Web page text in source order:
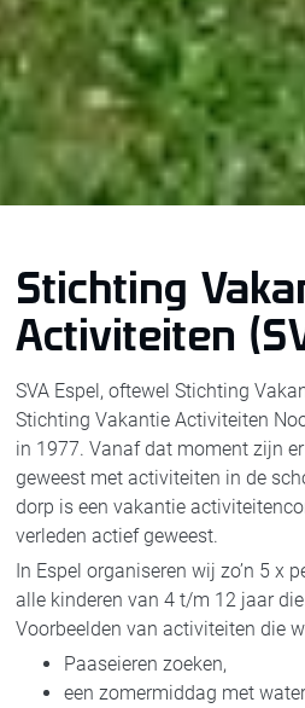
Stichting
Activiteiten
SVA Espel, oftewel Stichting
Stichting Vakantie Activiteiten
in 1977. Vanaf dat moment zijn
geweest met activiteiten in de
dorp is een vakantie
verleden actief geweest.
In Espel organiseren wij zo’n 5 x
alle kinderen van 4 t/m 12 jaar
Voorbeelden van activiteiten die
Paaseieren zoeken,
een zomermiddag met